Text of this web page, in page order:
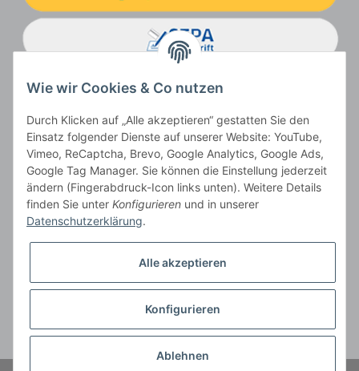
Vertrag widerrufen
Der Gesamtpreis ist abhängig vom Mehrwertsteuersatz des Lieferlandes.
** gilt für Lieferungen innerhalb Deutschlands, Lieferbedingungen für andere
Länder entnehmen Sie bitte der SchaltflächeVersandinformationen
Wie wir Cookies & Co nutzen
Durch Klicken auf „Alle akzeptieren“ gestatten Sie den
Einsatz folgender Dienste auf unserer Website: YouTube,
Vimeo, ReCaptcha, Brevo, Google Analytics, Google Ads,
Google Tag Manager. Sie können die Einstellung jederzeit
ändern (Fingerabdruck-Icon links unten). Weitere Details
finden Sie unter Konfigurieren und in unserer
Datenschutzerklärung.
Alle akzeptieren
Konfigurieren
Ablehnen